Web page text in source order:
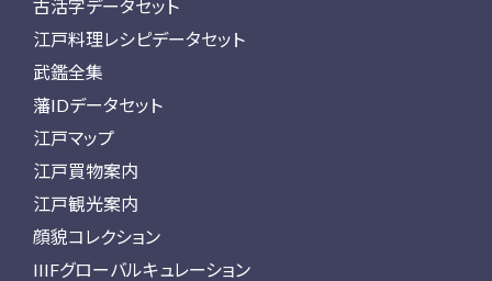
古活字データセット
江戸料理レシピデータセット
武鑑全集
藩IDデータセット
江戸マップ
江戸買物案内
江戸観光案内
顔貌コレクション
IIIFグローバルキュレーション